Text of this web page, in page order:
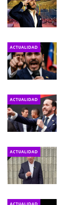
ACTUALIDAD
ACTUALIDAD
ACTUALIDAD
ACTUALIDAD